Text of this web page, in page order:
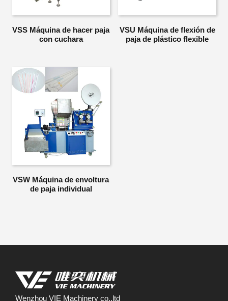
VSS Máquina de hacer paja
con cuchara
VSU Máquina de flexión de
paja de plástico flexible
VSW Máquina de envoltura
de paja individual
Wenzhou VIE Machinery co.,ltd